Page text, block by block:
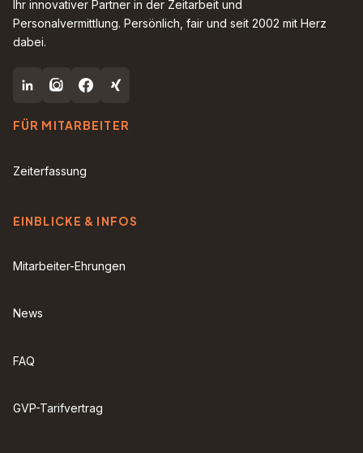
Ihr innovativer Partner in der Zeitarbeit und
Personalvermittlung. Persönlich, fair und seit 2002 mit Herz
dabei.
FÜR MITARBEITER
Zeiterfassung
EINBLICKE & INFOS
Mitarbeiter-Ehrungen
News
FAQ
GVP-Tarifvertrag